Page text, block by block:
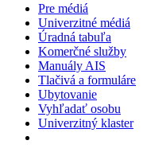
Pre médiá
Univerzitné médiá
Úradná tabuľa
Komerčné služby
Manuály AIS
Tlačivá a formuláre
Ubytovanie
Vyhľadať osobu
Univerzitný klaster